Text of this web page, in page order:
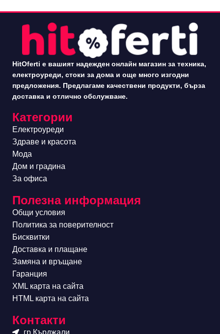
HitOferti е вашият надежден онлайн магазин за техника,
електроуреди, стоки за дома и още много изгодни
предложения. Предлагаме качествени продукти, бърза
доставка и отлично обслужване.
Категории
Електроуреди
Здраве и красота
Мода
Дом и градина
За офиса
Полезна информация
Общи условия
Политика за поверителност
Бисквитки
Доставка и плащане
Замяна и връщане
Гаранция
XML карта на сайта
HTML карта на сайта
Контакти
гр.Кърджали